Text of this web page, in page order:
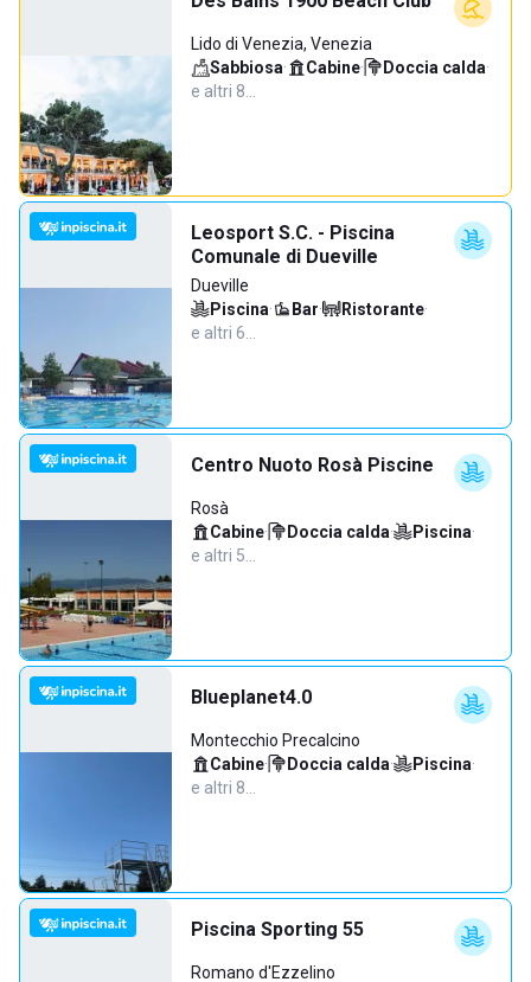
Lido di Venezia, Venezia
Sabbiosa· Cabine· Doccia calda·
e altri 8…
Leosport S.C. - Piscina
Comunale di Dueville
Dueville
Piscina· Bar· Ristorante·
e altri 6…
Centro Nuoto Rosà Piscine
Rosà
Cabine· Doccia calda· Piscina·
e altri 5…
Blueplanet4.0
Montecchio Precalcino
Cabine· Doccia calda· Piscina·
e altri 8…
Piscina Sporting 55
Romano d'Ezzelino